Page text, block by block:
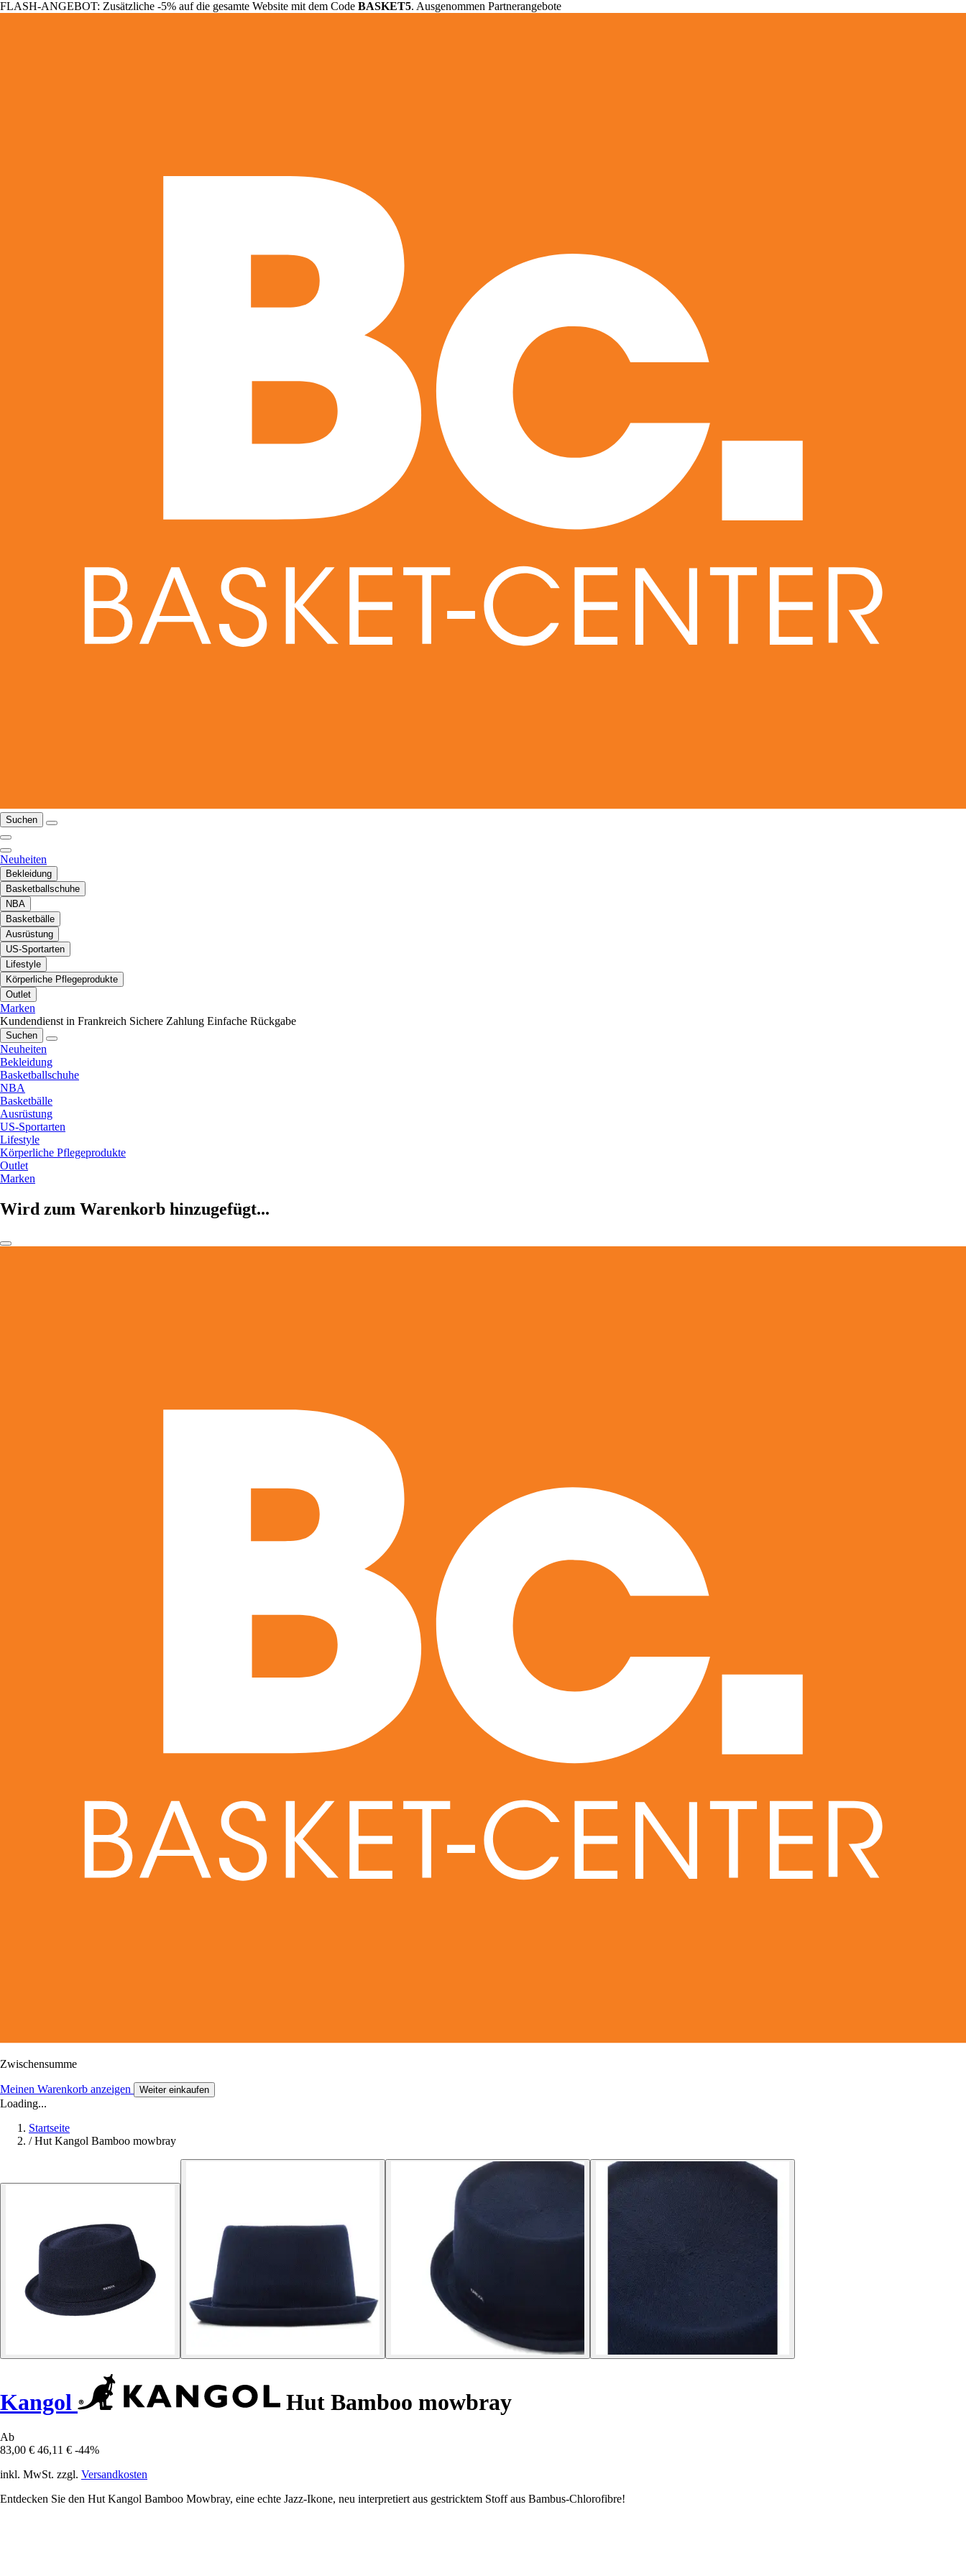
FLASH-ANGEBOT: Zusätzliche -5% auf die gesamte Website mit dem Code BASKET5. Ausgenommen Partnerangebote
Suchen
Neuheiten
Bekleidung
Basketballschuhe
NBA
Basketbälle
Ausrüstung
US-Sportarten
Lifestyle
Körperliche Pflegeprodukte
Outlet
Marken
Kundendienst in Frankreich Sichere Zahlung Einfache Rückgabe
Suchen
Neuheiten
Bekleidung
Basketballschuhe
NBA
Basketbälle
Ausrüstung
US-Sportarten
Lifestyle
Körperliche Pflegeprodukte
Outlet
Marken
Wird zum Warenkorb hinzugefügt...
Zwischensumme
Meinen Warenkorb anzeigen Weiter einkaufen
Loading...
Startseite
/ Hut Kangol Bamboo mowbray
Kangol Hut Bamboo mowbray
Ab
83,00 € 46,11 € -44%
inkl. MwSt. zzgl. Versandkosten
Entdecken Sie den Hut Kangol Bamboo Mowbray, eine echte Jazz-Ikone, neu interpretiert aus gestricktem Stoff aus Bambus-Chlorofibre!